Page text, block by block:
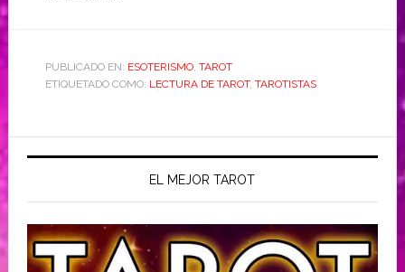
PUBLICADO EN: ESOTERISMO, TAROT
ETIQUETADO COMO: LECTURA DE TAROT, TAROTISTAS
EL MEJOR TAROT